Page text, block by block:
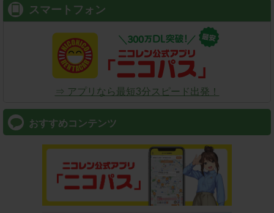
スマートフォン
⇒ アプリなら最短3分スピード出発！
おすすめコンテンツ